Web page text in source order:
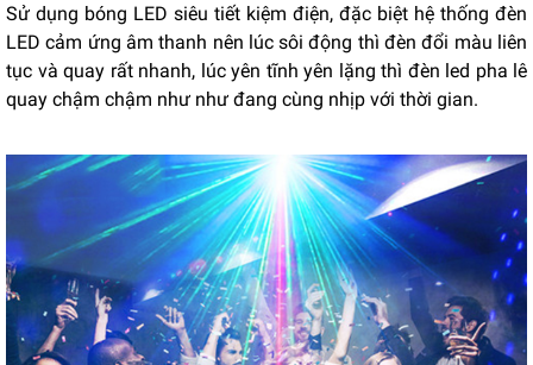
Sử dụng bóng LED siêu tiết kiệm điện, đặc biệt hệ thống đèn
LED cảm ứng âm thanh nên lúc sôi động thì đèn đổi màu liên
tục và quay rất nhanh, lúc yên tĩnh yên lặng thì đèn led pha lê
quay chậm chậm như như đang cùng nhịp với thời gian.